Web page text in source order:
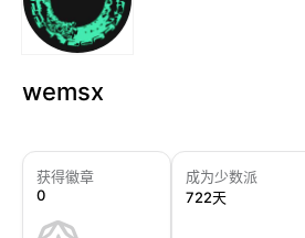
wemsx
获得徽章
0
成为少数派
722天